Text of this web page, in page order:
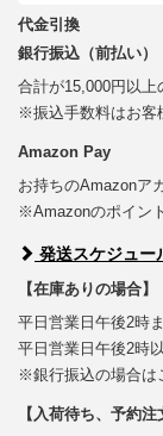
代金引換
銀行振込（前払い）
合計が15,000円以上
※振込手数料はお客
Amazon Pay
お持ちのAmazonア
※Amazonのポイン
発送スケジュー
【在庫ありの場合】
平日営業日午後2時
平日営業日午後2時
※銀行振込の場合は
【入荷待ち、予約注